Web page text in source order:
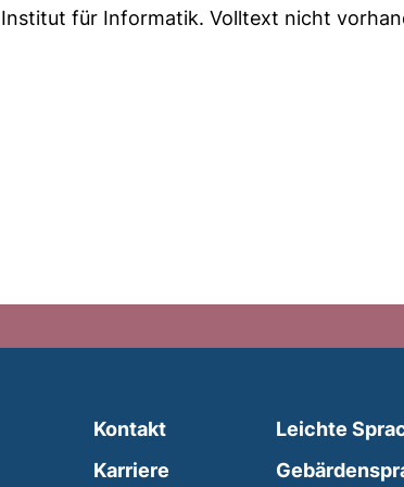
für Informatik. Volltext nicht
Kontakt
Karriere
Leichte